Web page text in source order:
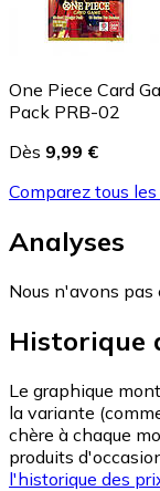
One Piece Card
Pack PRB-02
Dès 9,99 €
Comparez tous
Analyses
Nous n'avons pas
Historique
Le graphique
la variante
chère à chaque
produits
l'historique des